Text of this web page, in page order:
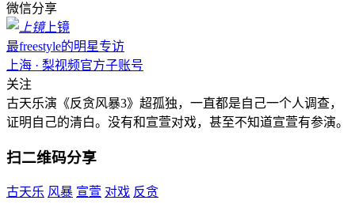
微信分享
上镜
最freestyle的明星专访
上海 · 梨视频官方子账号
关注
古天乐演《反贪风暴3》超孤独，一直都是自己一个人调查，
证明自己的清白。没有和宣萱对戏，甚至不知道宣萱有参演。
扫二维码分享
古天乐 风暴 宣萱 对戏 反贪